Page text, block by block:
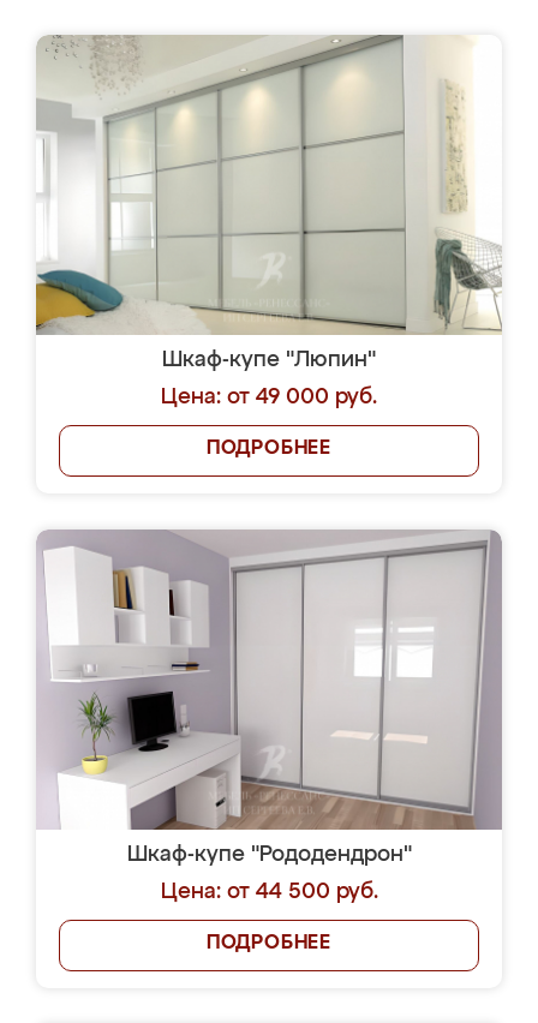
Шкаф-купе "Люпин"
Цена: от 49 000 руб.
ПОДРОБНЕЕ
Шкаф-купе "Рододендрон"
Цена: от 44 500 руб.
ПОДРОБНЕЕ